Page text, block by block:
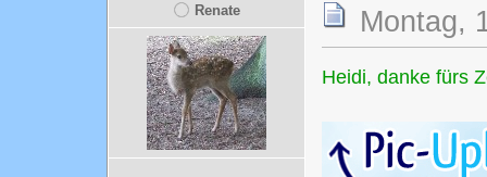
Renate Montag,
Heidi, danke fürs